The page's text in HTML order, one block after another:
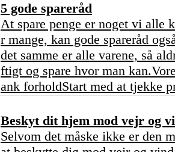
5 gode spareråd
At spare penge er noget vi alle
r mange, kan gode spareråd
det samme er alle varene, så
ftigt og spare hvor man
ank forholdStart med at tjekke
Beskyt dit hjem mod vejr og
Selvom det måske ikke er den